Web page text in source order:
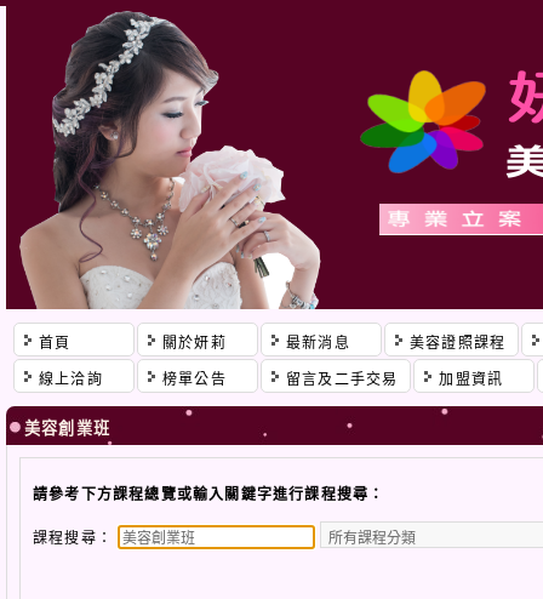
首頁 關於妍莉 最新消息 美容證照課程
線上洽詢 榜單公告 留言及二手交易 加盟資訊
美容創業班
請參考下方課程總覽或輸入關鍵字進行課程搜尋：
課程搜尋：